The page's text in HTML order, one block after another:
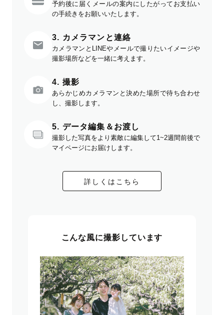
予約後に届くメールの案内にしたがってお支払い
の手続きをお願いいたします。
3. カメラマンと連絡
カメラマンとLINEやメールで撮りたいイメージや
撮影場所などを一緒に考えます。
4. 撮影
あらかじめカメラマンと決めた場所で待ち合わせ
し、撮影します。
5. データ編集＆お渡し
撮影した写真をより素敵に編集して1~2週間前後で
マイページにお届けします。
詳しくはこちら
こんな風に撮影しています